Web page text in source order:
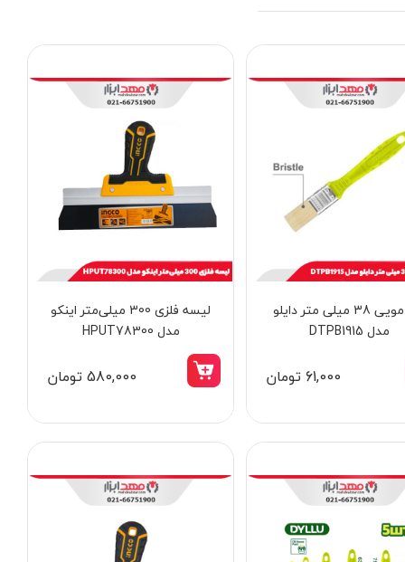
8٪
قلم مویی 38 میلی متر دایلو
مدل DTPB1915
61,000 تومان
لیسه فلزی 300 میلی‌متر اینکو
مدل HPUT78300
580,000 تومان